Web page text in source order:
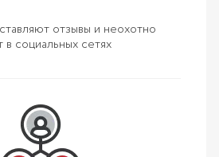
отзывы и неохотно
в социальных сетях